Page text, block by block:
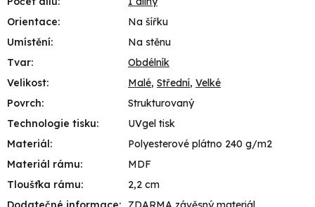
Orientace:
Na šířku
Umístění:
Na stěnu
Tvar:
Obdélník
Velikost: Malé, Střední, Velké
Povrch:
Strukturovaný
Technologie tisku:
UVgel tisk
Materiál:
Polyesterové plátno 240 g/m2
Materiál rámu:
MDF
Tloušťka rámu:
2,2 cm